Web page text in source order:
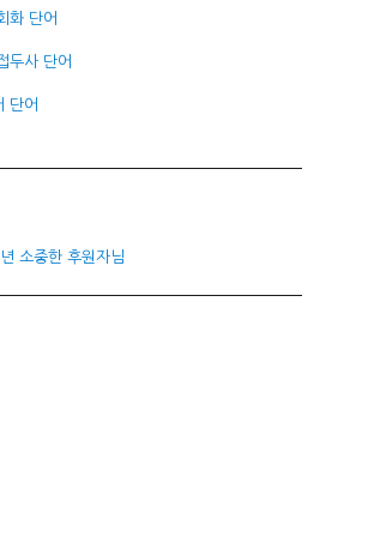
화 단어
두사 단어
단어
소중한 후원자님